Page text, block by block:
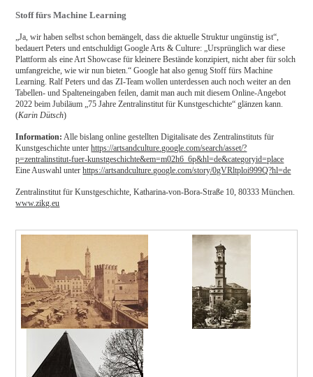
Stoff fürs Machine Learning
„Ja, wir haben selbst schon bemängelt, dass die aktuelle Struktur ungünstig ist“,
bedauert Peters und entschuldigt Google Arts & Culture: „Ursprünglich war diese
Plattform als eine Art Showcase für kleinere Bestände konzipiert, nicht aber für solch
umfangreiche, wie wir nun bieten.“ Google hat also genug Stoff fürs Machine
Learning. Ralf Peters und das ZI-Team wollen unterdessen auch noch weiter an den
Tabellen- und Spalteneingaben feilen, damit man auch mit diesem Online-Angebot
2022 beim Jubiläum „75 Jahre Zentralinstitut für Kunstgeschichte“ glänzen kann.
(Karin Dütsch)
Information: Alle bislang online gestellten Digitalisate des Zentralinstituts für
Kunstgeschichte unterhttps://artsandculture.google.com/search/asset/?
p=zentralinstitut-fuer-kunstgeschichte&em=m02h6_6p&hl=de&categoryid=place
Eine Auswahl unterhttps://artsandculture.google.com/story/0gVRltploi999Q?hl=de
Zentralinstitut für Kunstgeschichte, Katharina-von-Bora-Straße 10, 80333 München.
www.zikg.eu